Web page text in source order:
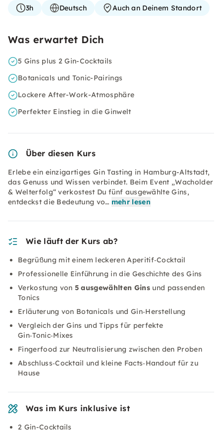
3h Deutsch Auch an Deinem Standort
Was erwartet Dich
5 Gins plus 2 Gin-Cocktails
Botanicals und Tonic-Pairings
Lockere After-Work-Atmosphäre
Perfekter Einstieg in die Ginwelt
Über diesen Kurs
Erlebe ein einzigartiges Gin Tasting in Hamburg-Altstadt,
das Genuss und Wissen verbindet. Beim Event „Wacholder
& Welterfolg“ verkostest Du fünf ausgewählte Gins,
entdeckst die Bedeutung vo… mehr lesen
Wie läuft der Kurs ab?
Begrüßung mit einem leckeren Aperitif‑Cocktail
Professionelle Einführung in die Geschichte des Gins
Verkostung von 5 ausgewählten Ginsund passenden
Tonics
Erläuterung von Botanicals und Gin‑Herstellung
Vergleich der Gins und Tipps für perfekte
Gin‑Tonic‑Mixes
Fingerfood zur Neutralisierung zwischen den Proben
Abschluss‑Cocktail und kleine Facts‑Handout für zu
Hause
Was im Kurs inklusive ist
2 Gin-Cocktails